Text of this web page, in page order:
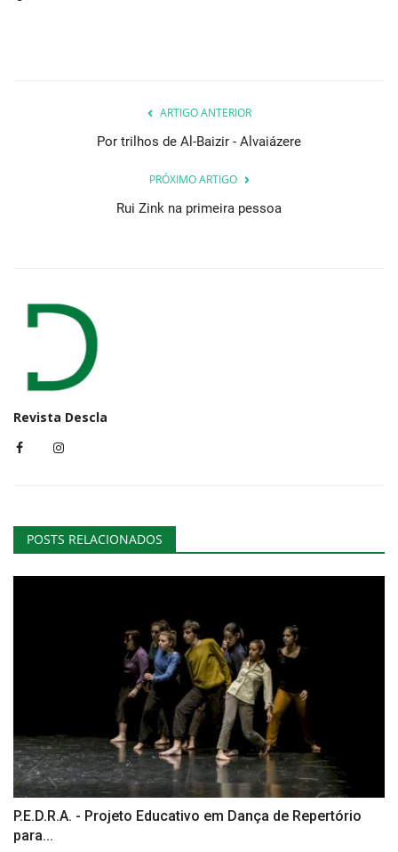
ARTIGO ANTERIOR
Por trilhos de Al-Baizir - Alvaiázere
PRÓXIMO ARTIGO
Rui Zink na primeira pessoa
Revista Descla
POSTS RELACIONADOS
P.E.D.R.A. - Projeto Educativo em Dança de Repertório
para...